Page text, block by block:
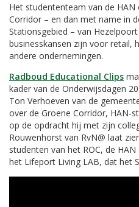
Het studententeam van de
Corridor – en dan met name in
Stationsgebied – van
businesskansen zijn voor retail,
andere ondernemingen.
Radboud Educational Clips
kader van de Onderwijsdagen
Ton Verhoeven van de
over de Groene Corridor, HAN-
op de opdracht hij met zijn
Rouwenhorst van RvN@ laat
studenten van het ROC, de
het Lifeport Living LAB, dat het